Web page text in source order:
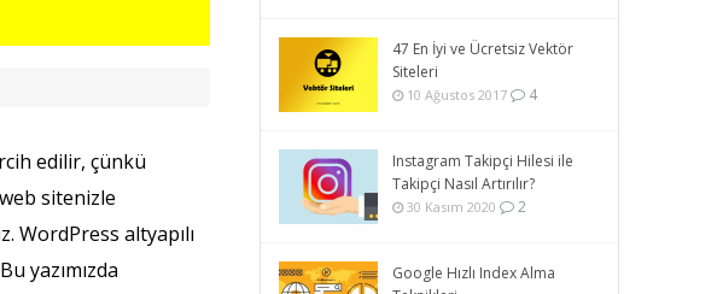
edilir, çünkü
sitenizle
altyapılı
yazımızda
47 En İyi ve Ücretsiz Vektör
Siteleri
10 Ağustos 2017 4
Instagram Takipçi Hilesi ile
Takipçi Nasıl Artırılır?
30 Kasım 2020 2
Google Hızlı Index Alma